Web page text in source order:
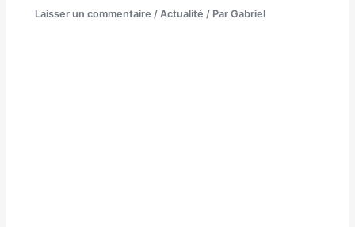
Laisser un commentaire /Actualité / ParGabriel